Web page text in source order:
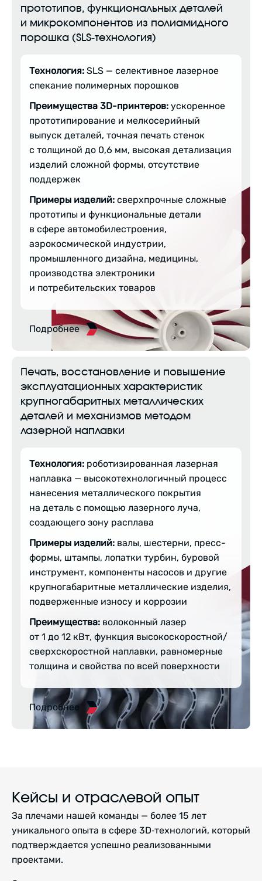
прототипов, функциональных деталей
и микрокомпонентов из полиамидного
порошка (SLS-технология)
Технология: SLS — селективное лазерное
спекание полимерных порошков
Преимущества 3D-принтеров: ускоренное
прототипирование и мелкосерийный
выпуск деталей, точная печать стенок
с толщиной до 0,6 мм, высокая детализация
изделий сложной формы, отсутствие
поддержек
Примеры изделий: сверхпрочные сложные
прототипы и функциональные детали
в сфере автомобилестроения,
аэрокосмической индустрии,
промышленного дизайна, медицины,
производства электроники
и потребительских товаров
Подробнее
Печать, восстановление и повышение
эксплуатационных характеристик
крупногабаритных металлических
деталей и механизмов методом
лазерной наплавки
Технология: роботизированная лазерная
наплавка — высокотехнологичный процесс
нанесения металлического покрытия
на деталь с помощью лазерного луча,
создающего зону расплава
Примеры изделий: валы, шестерни, пресс-
формы, штампы, лопатки турбин, буровой
инструмент, компоненты насосов и другие
крупногабаритные металлические изделия,
подверженные износу и коррозии
Преимущества: волоконный лазер
от 1 до 12 кВт, функция высокоскоростной/
сверхскоростной наплавки, равномерные
толщина и свойства по всей поверхности
Подробнее
Кейсы и отраслевой опыт
За плечами нашей команды — более 15 лет
уникального опыта в сфере 3D‑технологий, который
подтверждается успешно реализованными
проектами.